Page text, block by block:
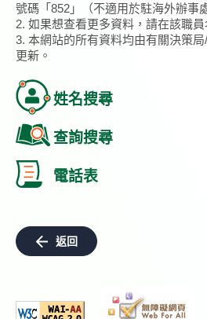
號碼「852」（不適用於駐海外辦事
2. 如果想查看更多資料，請在該職
3. 本網站的所有資料均由有關決策
更新。
姓名搜尋
查詢搜尋
電話表
返回